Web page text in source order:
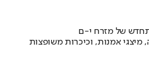
של מזרח י-ם
אמנות, וכיכרות משופצות